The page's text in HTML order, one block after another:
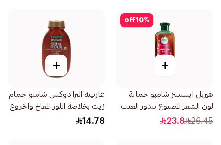
10%
off
+
هيربل ايسنسز شامبو حماية
لون الشعر المصبوغ ببذور العنب
400مل
26.45
23.8
+
غارنييه الترا دوكس شامبو حمام
زيت بخلاصة اللوز المعالج والخروع
200مل
14.78